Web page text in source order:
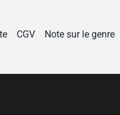
CGV Note sur le genre